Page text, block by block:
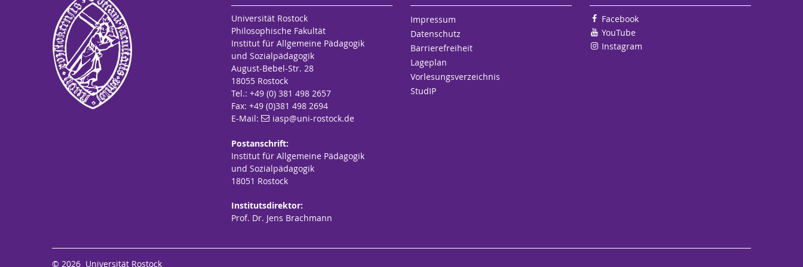
Universität Rostock
Philosophische Fakultät
Institut für Allgemeine Pädagogik
und Sozialpädagogik
August-Bebel-Str. 28
18055 Rostock
Tel.: +49 (0) 381 498 2657
Fax: +49 (0)381 498 2694
E-Mail:
iasp@uni-rostock.de
Postanschrift:
Institut für Allgemeine Pädagogik
und Sozialpädagogik
18051 Rostock
Institutsdirektor:
Prof. Dr. Jens Brachmann
Impressum
Datenschutz
Barrierefreiheit
Lageplan
Vorlesungsverzeichnis
StudIP
Facebook
YouTube
Instagram
© 2026 Universität Rostock